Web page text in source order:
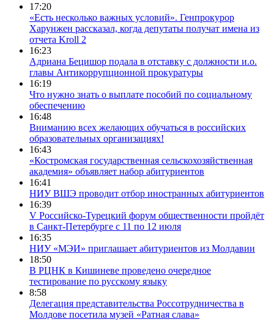
17:20
«Есть несколько важных условий». Генпрокурор
Харунжен рассказал, когда депутаты получат имена из
отчета Kroll 2
16:23
Адриана Бецишор подала в отставку с должности и.о.
главы Антикоррупционной прокуратуры
16:19
Что нужно знать о выплате пособий по социальному
обеспечению
16:48
Вниманию всех желающих обучаться в российских
образовательных организациях!
16:43
«Костромская государственная сельскохозяйственная
академия» объявляет набор абитуриентов
16:41
НИУ ВШЭ проводит отбор иностранных абитуриентов
16:39
V Российско-Турецкий форум общественности пройдёт
в Санкт-Петербурге с 11 по 12 июля
16:35
НИУ «МЭИ» приглашает абитуриентов из Молдавии
18:50
В РЦНК в Кишиневе проведено очередное
тестирование по русскому языку
8:58
Делегация представительства Россотрудничества в
Молдове посетила музей «Ратная слава»